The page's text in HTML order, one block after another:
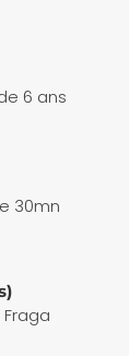
6 ans
30mn